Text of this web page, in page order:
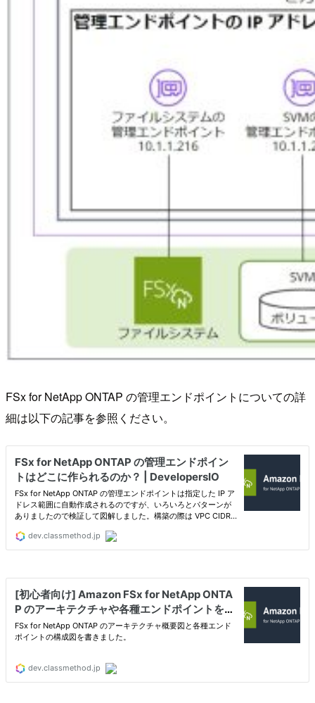
FSx for NetApp ONTAP の管理エンドポイントについての詳
細は以下の記事を参照ください。